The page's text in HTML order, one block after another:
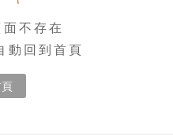
不存在
動回到首頁
頁